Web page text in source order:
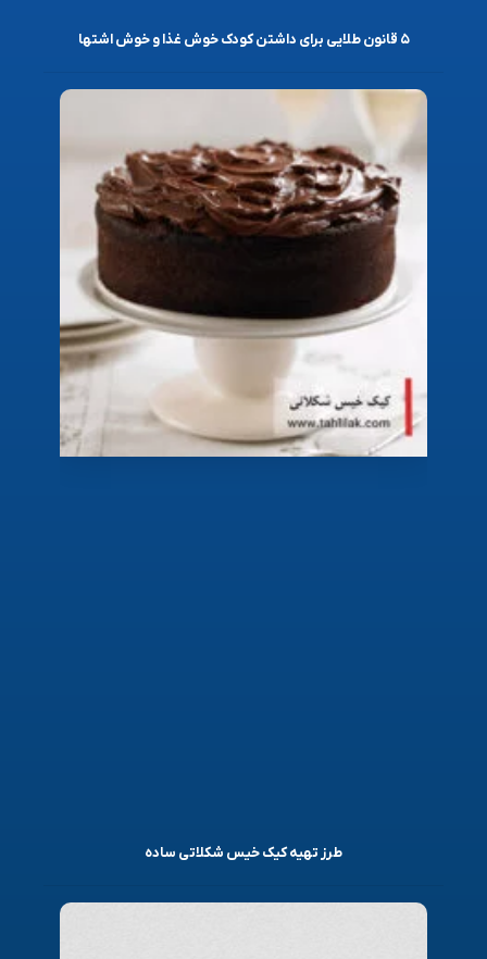
۵ قانون طلایی برای داشتن کودک خوش غذا و خوش اشتها
طرز تهیه کیک خیس شکلاتی ساده